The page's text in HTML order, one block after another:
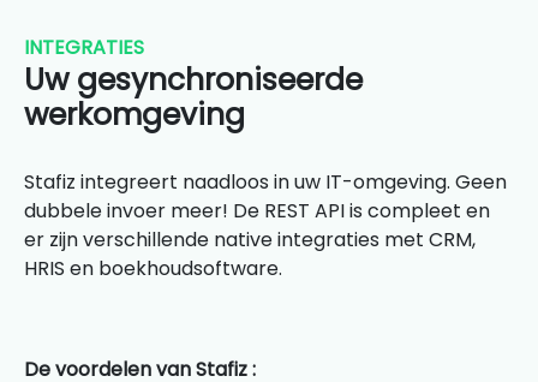
INTEGRATIES
Uw gesynchroniseerde
werkomgeving
Stafiz integreert naadloos in uw IT-omgeving. Geen
dubbele invoer meer! De REST API is compleet en
er zijn verschillende native integraties met CRM,
HRIS en boekhoudsoftware.
De voordelen van Stafiz :